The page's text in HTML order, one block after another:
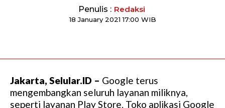
Penulis : Redaksi
18 January 2021 17:00 WIB
Jakarta, Selular.ID – Google terus
mengembangkan seluruh layanan miliknya,
seperti layanan Play Store. Toko aplikasi Google